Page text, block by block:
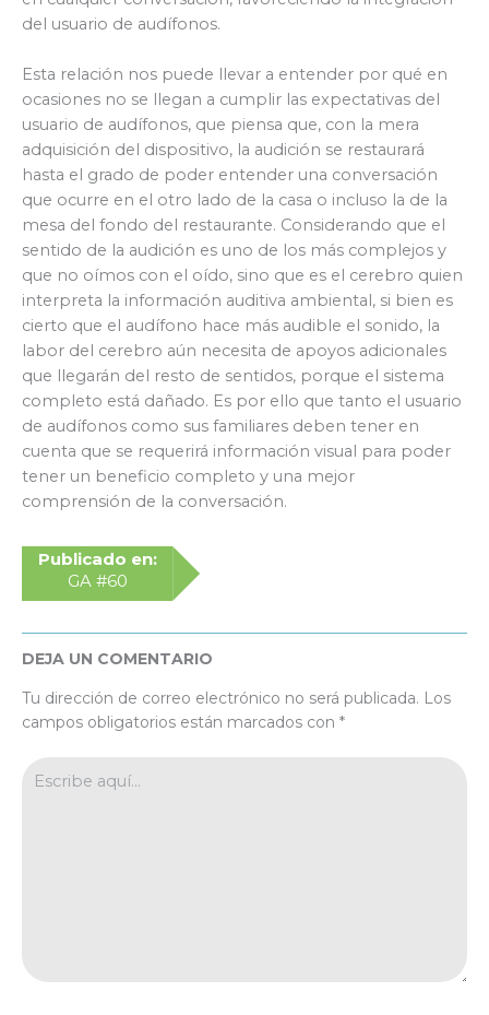
del usuario de audífonos.
Esta relación nos puede llevar a entender por qué en
ocasiones no se llegan a cumplir las expectativas del
usuario de audífonos, que piensa que, con la mera
adquisición del dispositivo, la audición se restaurará
hasta el grado de poder entender una conversación
que ocurre en el otro lado de la casa o incluso la de la
mesa del fondo del restaurante. Considerando que el
sentido de la audición es uno de los más complejos y
que no oímos con el oído, sino que es el cerebro quien
interpreta la información auditiva ambiental, si bien es
cierto que el audífono hace más audible el sonido, la
labor del cerebro aún necesita de apoyos adicionales
que llegarán del resto de sentidos, porque el sistema
completo está dañado. Es por ello que tanto el usuario
de audífonos como sus familiares deben tener en
cuenta que se requerirá información visual para poder
tener un beneficio completo y una mejor
comprensión de la conversación.
Publicado en:
GA #60
DEJA UN COMENTARIO
Tu dirección de correo electrónico no será publicada. Los
campos obligatorios están marcados con *
aquí...